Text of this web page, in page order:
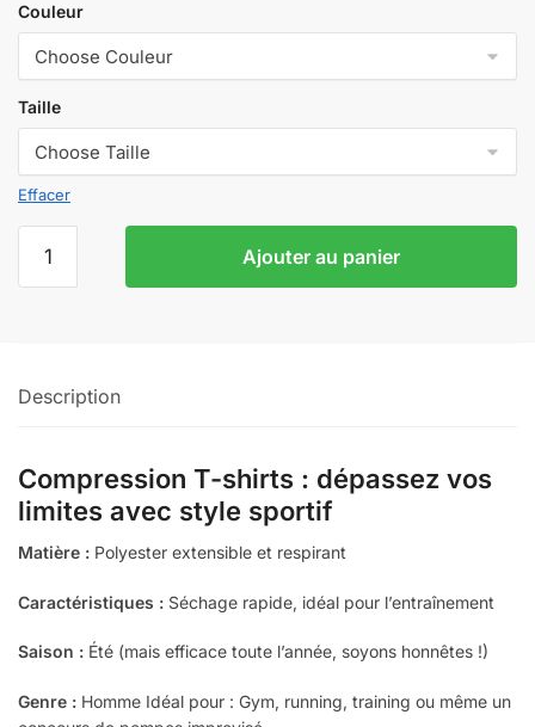
39,99€
Couleur
Taille
Effacer
Ajouter au panier
Description
Compression T-shirts : dépassez vos
limites avec style sportif
Matière : Polyester extensible et respirant
Caractéristiques : Séchage rapide, idéal pour l’entraînement
Saison : Été (mais efficace toute l’année, soyons honnêtes !)
Genre : Homme Idéal pour : Gym, running, training ou même un